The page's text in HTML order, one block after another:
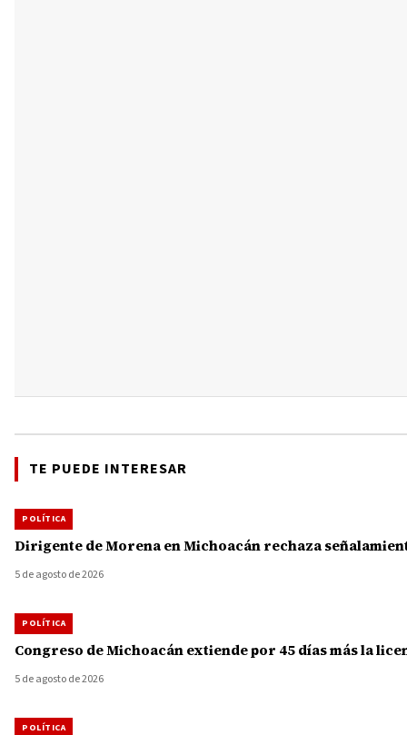
TE PUEDE INTERESAR
POLÍTICA
Dirigente de Morena en Michoacán rechaza
5 de agosto de 2026
POLÍTICA
Congreso de Michoacán extiende por 45 días más la
5 de agosto de 2026
POLÍTICA